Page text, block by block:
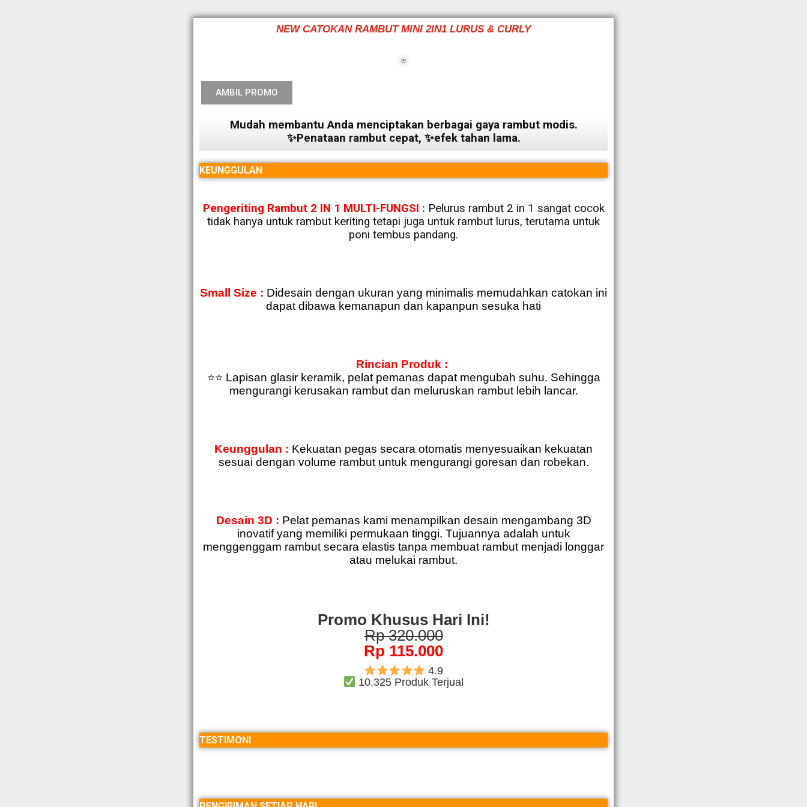
NEW CATOKAN RAMBUT MINI 2IN1 LURUS & CURLY
AMBIL PROMO
Mudah membantu Anda menciptakan berbagai gaya rambut modis.
✨Penataan rambut cepat, ✨efek tahan lama.
KEUNGGULAN
Pengeriting Rambut 2 IN 1 MULTI-FUNGSI : Pelurus rambut 2 in 1 sangat cocok
tidak hanya untuk rambut keriting tetapi juga untuk rambut lurus, terutama untuk
poni tembus pandang.
Small Size : Didesain dengan ukuran yang minimalis memudahkan catokan ini
dapat dibawa kemanapun dan kapanpun sesuka hati
Rincian Produk :
⭐⭐ Lapisan glasir keramik, pelat pemanas dapat mengubah suhu. Sehingga
mengurangi kerusakan rambut dan meluruskan rambut lebih lancar.
Keunggulan : Kekuatan pegas secara otomatis menyesuaikan kekuatan
sesuai dengan volume rambut untuk mengurangi goresan dan robekan.
Desain 3D : Pelat pemanas kami menampilkan desain mengambang 3D
inovatif yang memiliki permukaan tinggi. Tujuannya adalah untuk
menggenggam rambut secara elastis tanpa membuat rambut menjadi longgar
atau melukai rambut.
Promo Khusus Hari Ini!
Rp 320.000
Rp 115.000
4.9
10.325 Produk Terjual
TESTIMONI